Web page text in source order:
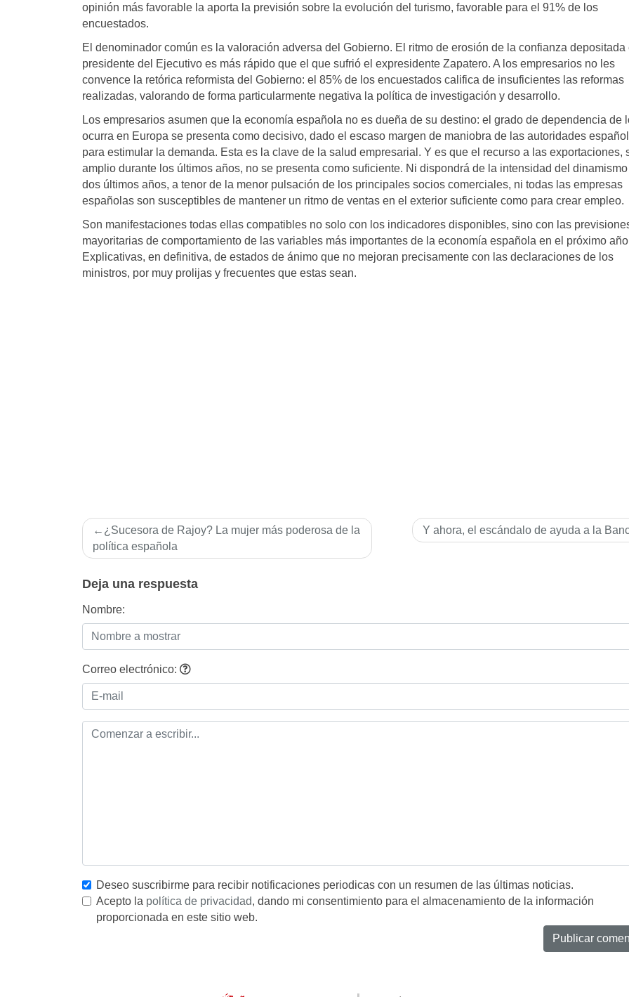
opinión más favorable la aporta la previsión sobre la evolución del turismo, favorable para el 91% de los
encuestados.
El denominador común es la valoración adversa del Gobierno. El ritmo de erosión de la confianza depositada
presidente del Ejecutivo es más rápido que el que sufrió el expresidente Zapatero. A los empresarios no les
convence la retórica reformista del Gobierno: el 85% de los encuestados califica de insuficientes las reformas
realizadas, valorando de forma particularmente negativa la política de investigación y desarrollo.
Los empresarios asumen que la economía española no es dueña de su destino: el grado de dependencia de
ocurra en Europa se presenta como decisivo, dado el escaso margen de maniobra de las autoridades
para estimular la demanda. Esta es la clave de la salud empresarial. Y es que el recurso a las exportaciones,
amplio durante los últimos años, no se presenta como suficiente. Ni dispondrá de la intensidad del
dos últimos años, a tenor de la menor pulsación de los principales socios comerciales, ni todas las empresas
españolas son susceptibles de mantener un ritmo de ventas en el exterior suficiente como para crear empleo.
Son manifestaciones todas ellas compatibles no solo con los indicadores disponibles, sino con las
mayoritarias de comportamiento de las variables más importantes de la economía española en el próximo
Explicativas, en definitiva, de estados de ánimo que no mejoran precisamente con las declaraciones de los
ministros, por muy prolijas y frecuentes que estas sean.
Navegación
de
¿Sucesora de Rajoy? La mujer más poderosa de la
polí­tica española
Y ahora, el escándalo de ayuda a la
Deja una respuesta
Nombre:
Correo electrónico:
Deseo suscribirme para recibir notificaciones periodicas con un resumen de las últimas noticias.
Acepto la política de privacidad, dando mi consentimiento para el almacenamiento de la información
proporcionada en este sitio web.